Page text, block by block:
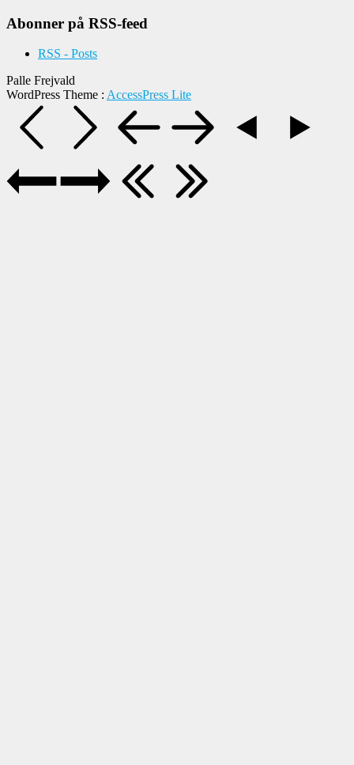
Abonner på RSS-feed
RSS - Posts
Palle Frejvald
WordPress Theme : AccessPress Lite